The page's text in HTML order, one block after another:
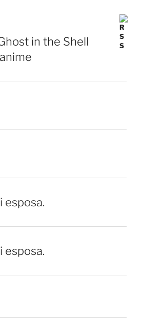
in the Shell
esposa.
esposa.